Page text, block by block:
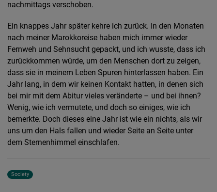
nachmittags verschoben.
Ein knappes Jahr später kehre ich zurück. In den Monaten
nach meiner Marokkoreise haben mich immer wieder
Fernweh und Sehnsucht gepackt, und ich wusste, dass ich
zurückkommen würde, um den Menschen dort zu zeigen,
dass sie in meinem Leben Spuren hinterlassen haben. Ein
Jahr lang, in dem wir keinen Kontakt hatten, in denen sich
bei mir mit dem Abitur vieles veränderte – und bei ihnen?
Wenig, wie ich vermutete, und doch so einiges, wie ich
bemerkte. Doch dieses eine Jahr ist wie ein nichts, als wir
uns um den Hals fallen und wieder Seite an Seite unter
dem Sternenhimmel einschlafen.
Society